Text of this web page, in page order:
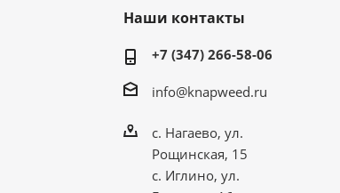
Наши контакты
+7 (347) 266-58-06
info@knapweed.ru
с. Нагаево, ул.
Рощинская, 15
с. Иглино, ул.